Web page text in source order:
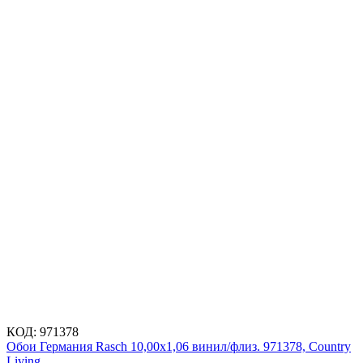
КОД: 971378
Обои Германия Rasch 10,00x1,06 винил/флиз. 971378, Country